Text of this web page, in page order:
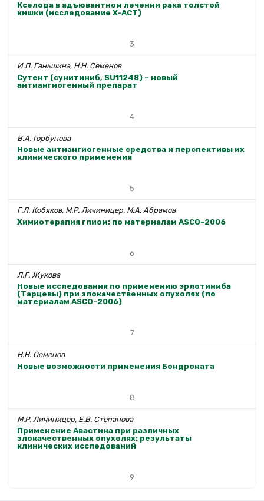
Кселода в адъювантном лечении рака толстой
кишки (исследование X-ACT)
3
И.П. Ганьшина, Н.Н. Семенов
Сутент (сунитиниб, SU11248) – новый
антиангиогенный препарат
4
В.А. Горбунова
Новые антиангиогенные средства и перспективы их
клинического применения
5
Г.Л. Кобяков, М.Р. Личиницер, М.А. Абрамов
Химиотерапия глиом: по материалам ASCO-2006
6
Л.Г. Жукова
Новые исследования по применению эрлотиниба
(Тарцевы) при злокачественных опухолях (по
материалам ASCO-2006)
7
Н.Н. Семенов
Новые возможности применения Бондроната
8
М.Р. Личиницер, Е.В. Степанова
Применение Авастина при различных
злокачественных опухолях: результаты
клинических исследований
9